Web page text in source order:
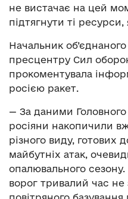
не вистачає на цей
підтягнути ті ресурси,
Начальник
пресцентру Сил
прокоментувала
росією ракет.
— За даними Головного
росіяни накопичили
різного виду, готових
майбутніх атак,
опалювального
ворог тривалий час не